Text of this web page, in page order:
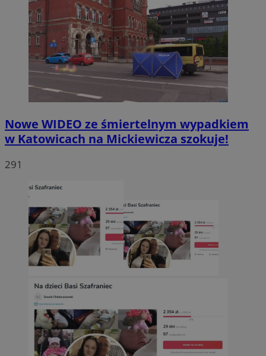
Nowe WIDEO ze śmiertelnym wypadkiem
w Katowicach na Mickiewicza szokuje!
291